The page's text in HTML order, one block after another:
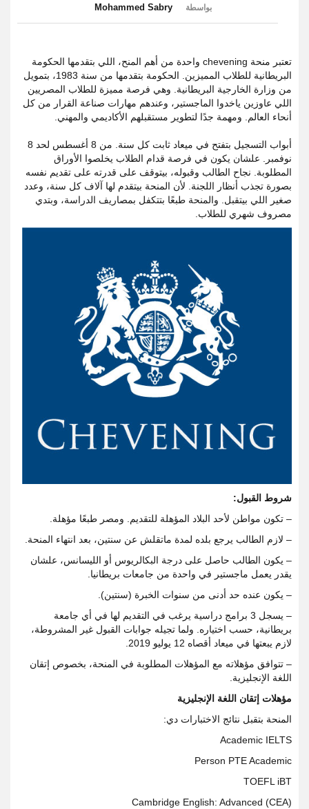
بواسطة Mohammed Sabry
تعتبر منحة chevening واحدة من أهم المنح، اللي بتقدمها الحكومة
البريطانية للطلاب المميزين. الحكومة بتقدمها من سنة 1983، بتمويل
من وزارة الخارجية البريطانية. وهي فرصة مميزة للطلاب المصريين
اللي عاوزين ياخدوا الماجستير، وعندهم مهارات صناعة القرار من كل
أنحاء العالم. ومهمة جدًا لتطوير مستقبلهم الأكاديمي والمهني.
أبواب التسجيل بتفتح في ميعاد ثابت كل سنة. من 8 أغسطس لحد 8
نوفمبر. علشان يكون في فرصة قدام الطلاب يخلصوا الأوراق
المطلوبة. نجاح الطالب وقبوله، بيتوقف على قدرته على تقديم نفسه
بصورة تجذب أنظار اللجنة. لأن المنحة بيتقدم لها آلاف كل سنة، وعدد
صغير اللي بيتقبل. والمنحة طبعًا بتتكفل بمصاريف الدراسة، وبتدي
مصروف شهري للطلاب.
شروط القبول:
– تكون مواطن لأحد البلاد المؤهلة للتقديم. ومصر طبعًا مؤهلة.
– لازم الطالب يرجع بلده لمدة ماتقلش عن سنتين، بعد انتهاء المنحة.
– يكون الطالب حاصل على درجة البكالريوس أو الليسانس، علشان
يقدر يعمل ماجستير في واحدة من جامعات بريطانيا.
– يكون عنده حد أدنى من سنوات الخبرة (سنتين).
– يسجل 3 برامج دراسية يرغب في التقديم لها في أي جامعة
بريطانية، حسب اختياره. ولما تجيله جوابات القبول غير المشروطة،
لازم يبعتها في ميعاد أقصاه 12 يوليو 2019.
– تتوافق مؤهلاته مع المؤهلات المطلوبة في المنحة، بخصوص إتقان
اللغة الإنجليزية.
مؤهلات إتقان اللغة الإنجليزية
المنحة بتقبل نتائج الاختبارات دي:
Academic IELTS
Person PTE Academic
TOEFL iBT
Cambridge English: Advanced (CEA)